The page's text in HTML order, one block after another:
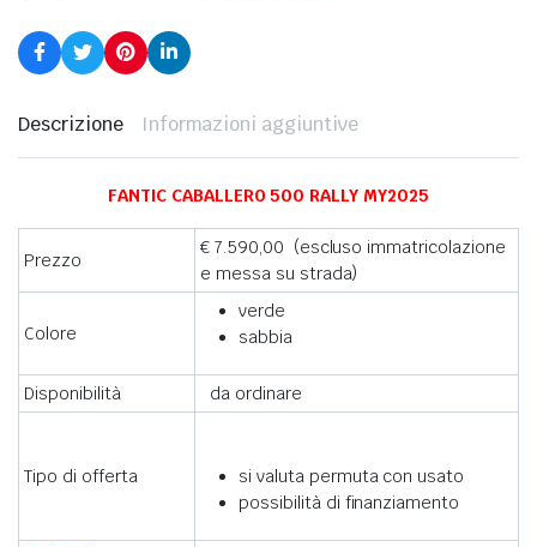
Descrizione Informazioni aggiuntive
FANTIC CABALLERO 500 RALLY MY2025
Prezzo
€ 7.590,00 (escluso immatricolazione
e messa su strada)
Colore
verde
sabbia
Disponibilità da ordinare
Tipo di offerta
si valuta permuta con usato
possibilità di finanziamento